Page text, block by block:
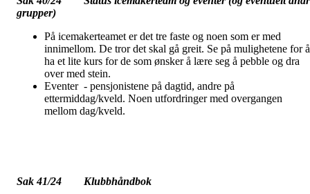
grupper)
På icemakerteamet er det tre faste og noen som er med
innimellom. De tror det skal gå greit. Se på mulighetene for å
ha et lite kurs for de som ønsker å lære seg å pebble og dra
over med stein.
Eventer - pensjonistene på dagtid, andre på
ettermiddag/kveld. Noen utfordringer med overgangen
mellom dag/kveld.
Sak 41/24 Klubbhåndbok